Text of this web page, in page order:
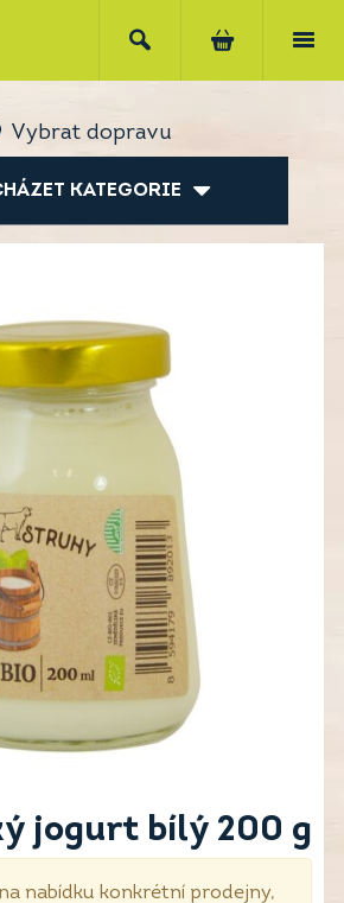
Vybrat dopravu
KATEGORIE
jogurt bílý 200 g
nabídku konkrétní prodejny,